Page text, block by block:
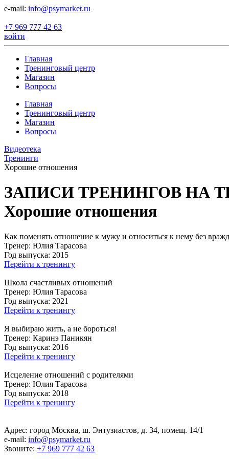
е-mail: info@psymarket.ru
+7 969 777 42 63
войти
Главная
Тренинговый центр
Магазин
Вопросы
Главная
Тренинговый центр
Магазин
Вопросы
Видеотека
Тренинги
Хорошие отношения
ЗАПИСИ ТРЕНИНГОВ НА
Хорошие отношения
Как поменять отношение к мужу и относиться к нему без
Тренер: Юлия Тарасова
Год выпуска: 2015
Перейти к тренингу
Школа счастливых отношений
Тренер: Юлия Тарасова
Год выпуска: 2021
Перейти к тренингу
Я выбираю жить, а не бороться!
Тренер: Каринэ Паникян
Год выпуска: 2016
Перейти к тренингу
Исцеление отношений с родителями
Тренер: Юлия Тарасова
Год выпуска: 2018
Перейти к тренингу
Адрес: город Москва, ш. Энтузиастов, д. 34, помещ. 14/1
е-mail: info@psymarket.ru
Звоните: +7 969 777 42 63